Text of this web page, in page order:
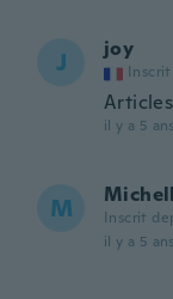
J joy
Inscrit
il y a 5 ans
M Inscrit
il y a 5 ans